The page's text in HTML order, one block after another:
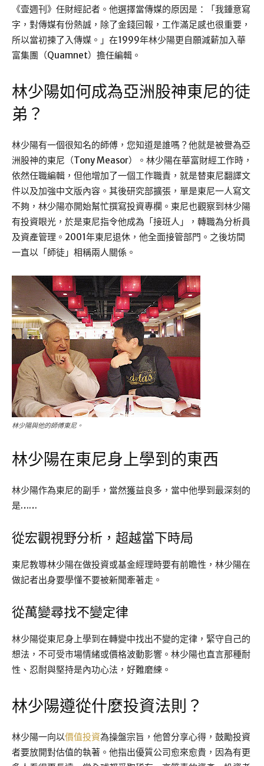
《壹週刊》任財經記者。他選擇當傳媒的原因是：「我鍾意寫
字，對傳媒有份熱誠，除了金錢回報，工作滿足感也很重要，
所以當初揀了入傳媒。」在1999年林少陽更自願減薪加入華
富集團（Quamnet）擔任編輯。
林少陽如何成為亞洲股神東尼的徒
弟？
林少陽有一個很知名的師傅，您知道是誰嗎？他就是被譽為亞
洲股神的東尼（Tony Measor）。林少陽在華富財經工作時，
依然任職編輯，但他增加了一個工作職責，就是替東尼翻譯文
件以及加強中文版內容。其後研究部擴張，單是東尼一人寫文
不夠，林少陽亦開始幫忙撰寫投資專欄。東尼也觀察到林少陽
有投資眼光，於是東尼指令他成為「接班人」，轉職為分析員
及資產管理。2001年東尼退休，他全面接管部門。之後坊間
一直以「師徒」相稱兩人關係。
林少陽與他的師傅東尼。
林少陽在東尼身上學到的東西
林少陽作為東尼的副手，當然獲益良多，當中他學到最深刻的
是……
從宏觀視野分析，超越當下時局
東尼教導林少陽在做投資或基金經理時要有前瞻性，林少陽在
做記者出身要學懂不要被新聞牽著走。
從萬變尋找不變定律
林少陽從東尼身上學到在轉變中找出不變的定律，緊守自己的
想法，不可受市場情緒或價格波動影響。林少陽也直言那種耐
性、忍耐與堅持是內功心法，好難磨練。
林少陽遵從什麼投資法則？
林少陽一向以價值投資為操盤宗旨，他曾分享心得，鼓勵投資
者要放開對估值的執著。他指出優質公司愈來愈貴，因為有更